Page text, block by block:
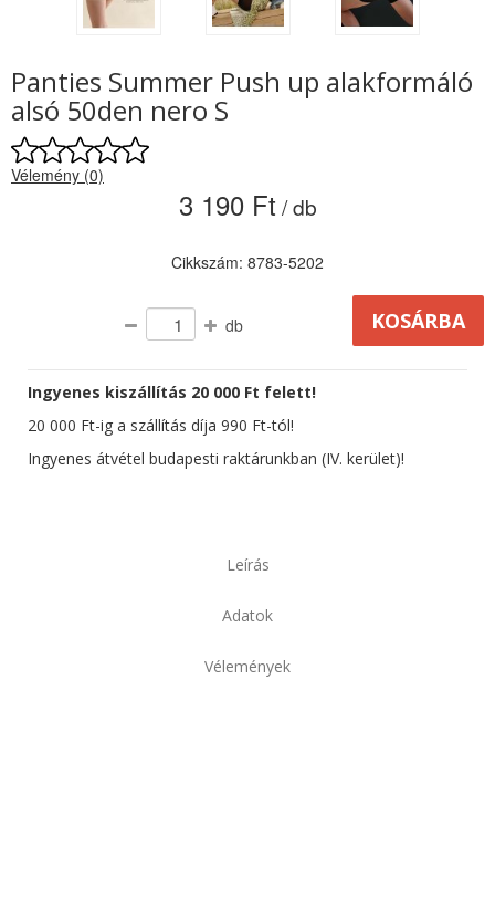
Panties Summer Push up alakformáló
alsó 50den nero S
Vélemény (0)
3 190 Ft / db
Cikkszám: 8783-5202
db
Ingyenes kiszállítás 20 000 Ft felett!
20 000 Ft-ig a szállítás díja 990 Ft-tól!
Ingyenes átvétel budapesti raktárunkban (IV. kerület)!
Leírás
Adatok
Vélemények